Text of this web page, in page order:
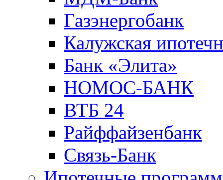
Газэнергобанк
Калужская
Банк «Элита»
НОМОС-БАНК
ВТБ 24
Райффайзенбанк
Связь-Банк